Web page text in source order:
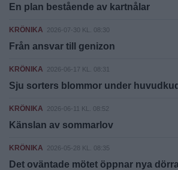
En plan bestående av kartnålar
KRÖNIKA 2026-07-30 KL. 08:30
Från ansvar till genizon
KRÖNIKA 2026-06-17 KL. 08:31
Sju sorters blommor under
KRÖNIKA 2026-06-11 KL. 08:52
Känslan av sommarlov
KRÖNIKA 2026-05-28 KL. 08:35
Det oväntade mötet öppnar nya